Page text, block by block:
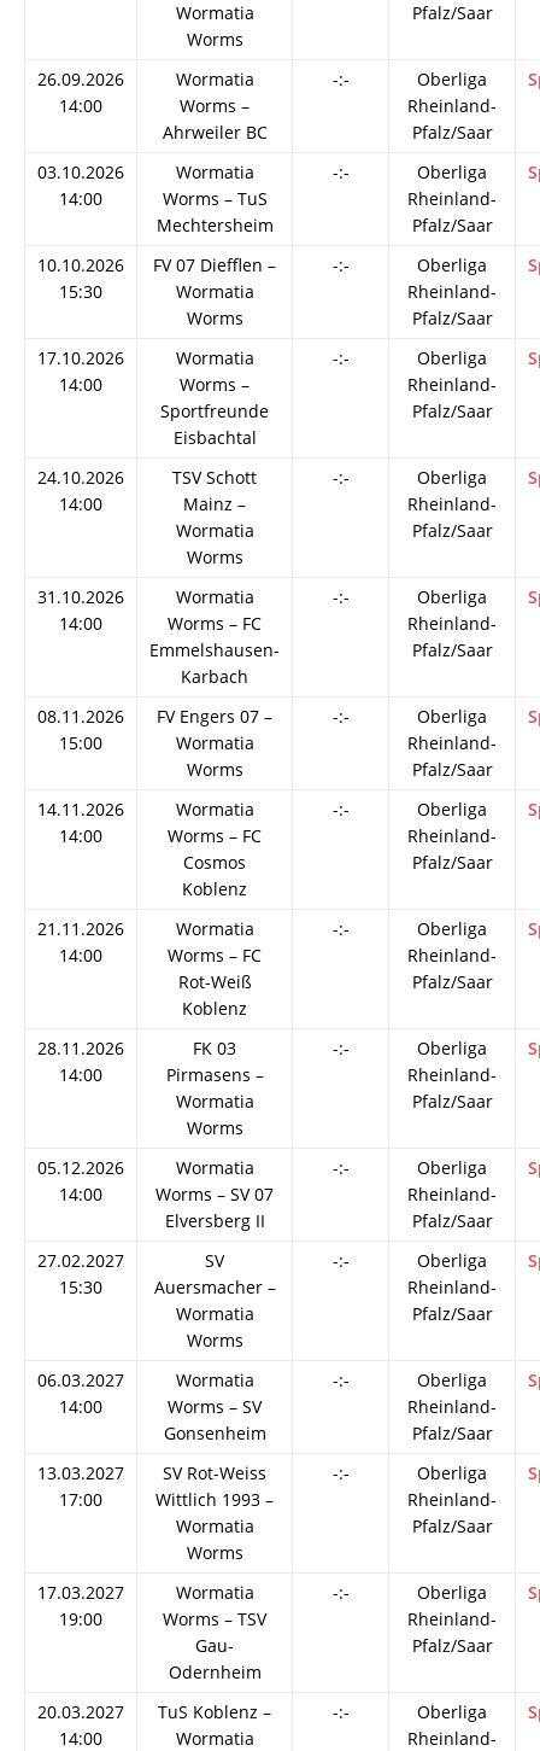
Wormatia
Worms
Pfalz/Saar
26.09.2026
14:00
Wormatia
Worms –
Ahrweiler BC
-:-
Oberliga
Rheinland-
Pfalz/Saar
03.10.2026
14:00
Wormatia
Worms – TuS
Mechtersheim
-:-
Oberliga
Rheinland-
Pfalz/Saar
10.10.2026
15:30
FV 07 Diefflen –
Wormatia
Worms
-:-
Oberliga
Rheinland-
Pfalz/Saar
17.10.2026
14:00
Wormatia
Worms –
Sportfreunde
Eisbachtal
-:-
Oberliga
Rheinland-
Pfalz/Saar
24.10.2026
14:00
TSV Schott
Mainz –
Wormatia
Worms
-:-
Oberliga
Rheinland-
Pfalz/Saar
31.10.2026
14:00
Wormatia
Worms – FC
Emmelshausen-
Karbach
-:-
Oberliga
Rheinland-
Pfalz/Saar
08.11.2026
15:00
FV Engers 07 –
Wormatia
Worms
-:-
Oberliga
Rheinland-
Pfalz/Saar
14.11.2026
14:00
Wormatia
Worms – FC
Cosmos
Koblenz
-:-
Oberliga
Rheinland-
Pfalz/Saar
21.11.2026
14:00
Wormatia
Worms – FC
Rot-Weiß
Koblenz
-:-
Oberliga
Rheinland-
Pfalz/Saar
28.11.2026
14:00
FK 03
Pirmasens –
Wormatia
Worms
-:-
Oberliga
Rheinland-
Pfalz/Saar
05.12.2026
14:00
Wormatia
Worms – SV 07
Elversberg II
-:-
Oberliga
Rheinland-
Pfalz/Saar
27.02.2027
15:30
SV
Auersmacher –
Wormatia
Worms
-:-
Oberliga
Rheinland-
Pfalz/Saar
06.03.2027
14:00
Wormatia
Worms – SV
Gonsenheim
-:-
Oberliga
Rheinland-
Pfalz/Saar
13.03.2027
17:00
SV Rot-Weiss
Wittlich 1993 –
Wormatia
Worms
-:-
Oberliga
Rheinland-
Pfalz/Saar
17.03.2027
19:00
Wormatia
Worms – TSV
Gau-
Odernheim
-:-
Oberliga
Rheinland-
Pfalz/Saar
20.03.2027
14:00
TuS Koblenz –
Wormatia
-:-
Oberliga
Rheinland-